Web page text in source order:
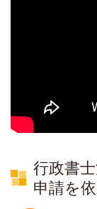
行政書
申請を